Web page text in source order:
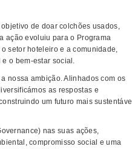
de doar colchões usados,
ação evoluiu para o Programa
setor hoteleiro e a comunidade,
o bem-estar social.
nossa ambição. Alinhados com os
as respostas e
um futuro mais sustentável
nas suas ações,
compromisso social e uma